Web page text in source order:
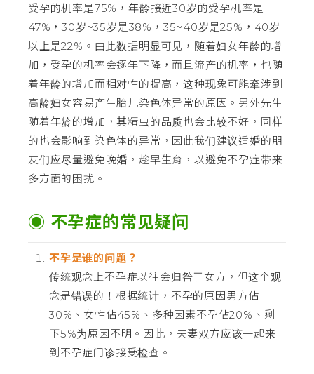
受孕的机率是75%，年龄接近30岁的受孕机率是
47%，30岁~35岁是38%，35~40岁是25%，40岁
以上是22%。由此数据明显可见，随着妇女年龄的增
加，受孕的机率会逐年下降，而且流产的机率，也随
着年龄的增加而相对性的提高，这种现象可能牵涉到
高龄妇女容易产生胎儿染色体异常的原因。另外先生
随着年龄的增加，其精虫的品质也会比较不好，同样
的也会影响到染色体的异常，因此我们建议适婚的朋
友们应尽量避免晚婚，趁早生育，以避免不孕症带来
多方面的困扰。
◉ 不孕症的常见疑问
不孕是谁的问题？
传统观念上不孕症以往会归咎于女方，但这个观
念是错误的！根据统计，不孕的原因男方佔
30%、女性佔45%、多种因素不孕佔20%、剩
下5%为原因不明。因此，夫妻双方应该一起来
到不孕症门诊接受检查。